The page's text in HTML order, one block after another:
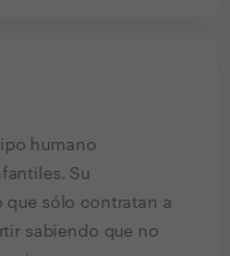
humano
Su
que sólo contratan a
sabiendo que no